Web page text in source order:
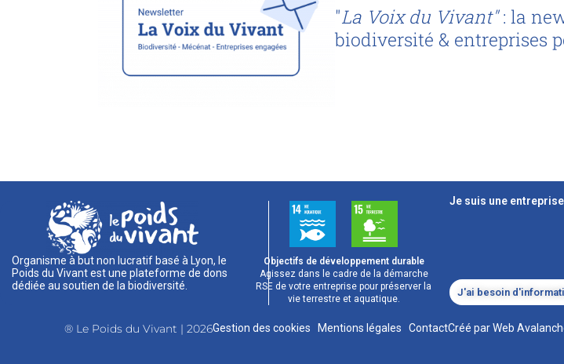
"La Voix du Vivant": la
biodiversité & entreprises
Organisme à but non lucratif basé à Lyon, le
Poids du Vivant est une plateforme de dons
dédiée au soutien de la biodiversité.
Objectifs de développement durable
Agissez dans le cadre de la démarche
RSE de votre entreprise pour préserver la
vie terrestre et aquatique.
Je suis une entreprise
J'ai besoin
® Le Poids du Vivant | 2026Gestion des cookies Mentions légales ContactCréé par Web